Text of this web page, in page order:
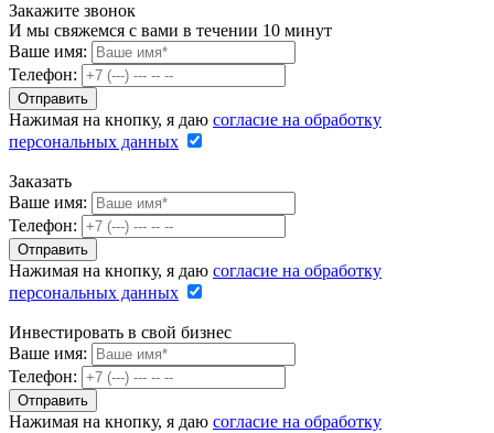
Закажите звонок
И мы свяжемся с вами в течении 10 минут
Ваше имя:
Телефон:
Нажимая на кнопку, я даю согласие на обработку
персональных данных
Заказать
Ваше имя:
Телефон:
Нажимая на кнопку, я даю согласие на обработку
персональных данных
Инвестировать в свой бизнес
Ваше имя:
Телефон:
Нажимая на кнопку, я даю согласие на обработку